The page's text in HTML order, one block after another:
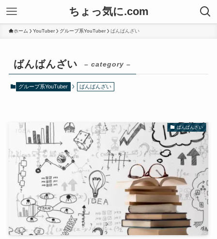
ちょっ気に.com
ホーム YouTuber グループ系YouTuber ばんばんざい
ばんばんざい – category –
グループ系YouTuber ばんばんざい
ばんばんざい